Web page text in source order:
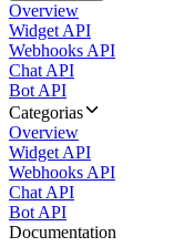
Overview
Widget API
Webhooks API
Chat API
Bot API
Categorias
Overview
Widget API
Webhooks API
Chat API
Bot API
Documentation